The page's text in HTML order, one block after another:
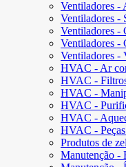
Ventiladores -
Ventiladores -
Ventiladores -
Ventiladores -
Ventiladores -
HVAC - Ar
HVAC -
HVAC -
HVAC -
HVAC -
HVAC - Peças
Produtos de
Manutenção -